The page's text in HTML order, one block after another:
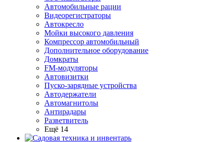
Автомобильные рации
Видеорегистраторы
Автокресло
Мойки высокого давления
Компрессор автомобильный
Дополнительное оборудование
Домкраты
FM-модуляторы
Автовизитки
Пуско-зарядные устройства
Автодержатели
Автомагнитолы
Антирадары
Разветвитель
Ещё 14